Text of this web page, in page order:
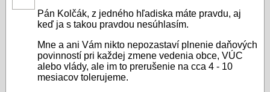
Pán Kolčák, z jedného hľadiska máte pravdu, aj
keď ja s takou pravdou nesúhlasím.
Mne a ani Vám nikto nepozastaví plnenie daňových
povinností pri každej zmene vedenia obce, VÚC
alebo vlády, ale im to prerušenie na cca 4 - 10
mesiacov tolerujeme.